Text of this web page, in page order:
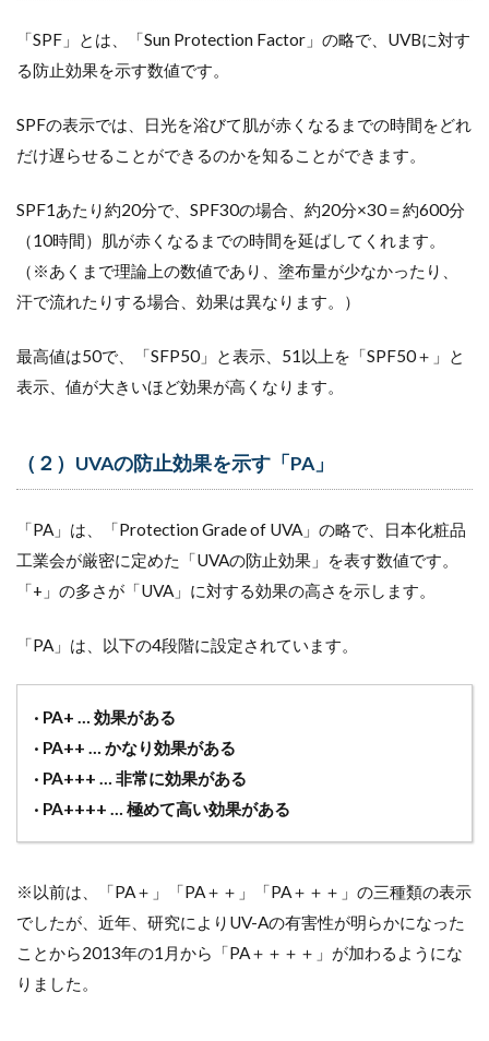
「SPF」とは、「Sun Protection Factor」の略で、UVBに対す
る防止効果を示す数値です。
SPFの表示では、日光を浴びて肌が赤くなるまでの時間をどれ
だけ遅らせることができるのかを知ることができます。
SPF1あたり約20分で、SPF30の場合、約20分×30＝約600分
（10時間）肌が赤くなるまでの時間を延ばしてくれます。
（※あくまで理論上の数値であり、塗布量が少なかったり、
汗で流れたりする場合、効果は異なります。）
最高値は50で、「SFP50」と表示、51以上を「SPF50＋」と
表示、値が大きいほど効果が高くなります。
（２）UVAの防止効果を示す「PA」
「PA」は、「Protection Grade of UVA」の略で、日本化粧品
工業会が厳密に定めた「UVAの防止効果」を表す数値です。
「+」の多さが「UVA」に対する効果の高さを示します。
「PA」は、以下の4段階に設定されています。
· PA+ … 効果がある
· PA++ … かなり効果がある
· PA+++ … 非常に効果がある
· PA++++ … 極めて高い効果がある
※以前は、「PA＋」「PA＋＋」「PA＋＋＋」の三種類の表示
でしたが、近年、研究によりUV-Aの有害性が明らかになった
ことから2013年の1月から「PA＋＋＋＋」が加わるようにな
りました。